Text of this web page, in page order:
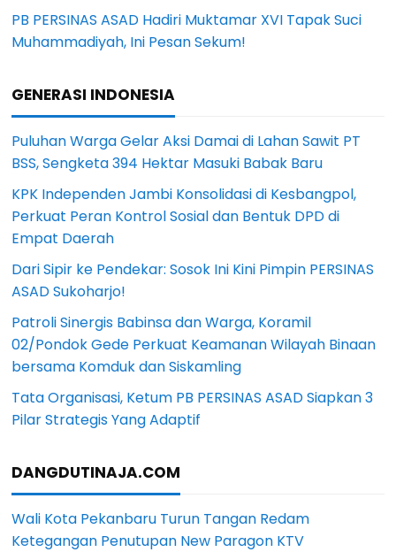
PB PERSINAS ASAD Hadiri Muktamar XVI Tapak Suci
Muhammadiyah, Ini Pesan Sekum!
GENERASI INDONESIA
Puluhan Warga Gelar Aksi Damai di Lahan Sawit PT
BSS, Sengketa 394 Hektar Masuki Babak Baru
KPK Independen Jambi Konsolidasi di Kesbangpol,
Perkuat Peran Kontrol Sosial dan Bentuk DPD di
Empat Daerah
Dari Sipir ke Pendekar: Sosok Ini Kini Pimpin PERSINAS
ASAD Sukoharjo!
Patroli Sinergis Babinsa dan Warga, Koramil
02/Pondok Gede Perkuat Keamanan Wilayah Binaan
bersama Komduk dan Siskamling
Tata Organisasi, Ketum PB PERSINAS ASAD Siapkan 3
Pilar Strategis Yang Adaptif
DANGDUTINAJA.COM
Wali Kota Pekanbaru Turun Tangan Redam
Ketegangan Penutupan New Paragon KTV